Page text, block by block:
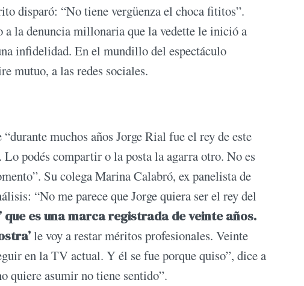
disparó: “No tiene vergüenza el choca fititos”.
la denuncia millonaria que la vedette le inició a
infidelidad. En el mundillo del espectáculo
mutuo, a las redes sociales.
muchos años Jorge Rial fue el rey de este
podés compartir o la posta la agarra otro. No es
Su colega Marina Calabró, ex panelista de
“No me parece que Jorge quiera ser el rey del
que es una marca registrada de veinte años.
le voy a restar méritos profesionales. Veinte
en la TV actual. Y él se fue porque quiso”, dice a
quiere asumir no tiene sentido”.